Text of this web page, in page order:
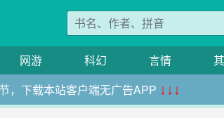
网游 科幻 言情
，下载本站客户端无广告APP ↓↓↓